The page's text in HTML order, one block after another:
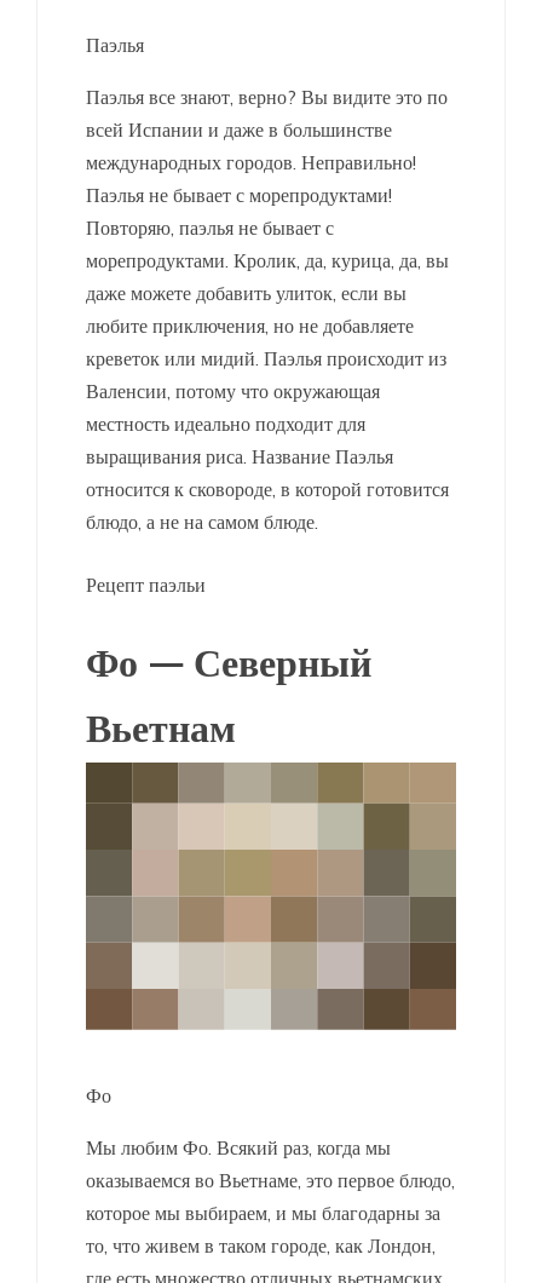
Паэлья
Паэлья все знают, верно? Вы видите это по
всей Испании и даже в большинстве
международных городов. Неправильно!
Паэлья не бывает с морепродуктами!
Повторяю, паэлья не бывает с
морепродуктами. Кролик, да, курица, да, вы
даже можете добавить улиток, если вы
любите приключения, но не добавляете
креветок или мидий. Паэлья происходит из
Валенсии, потому что окружающая
местность идеально подходит для
выращивания риса. Название Паэлья
относится к сковороде, в которой готовится
блюдо, а не на самом блюде. ​​
Рецепт паэльи
Фо — Северный
Вьетнам
Фо
Мы любим Фо. Всякий раз, когда мы
оказываемся во Вьетнаме, это первое блюдо,
которое мы выбираем, и мы благодарны за
то, что живем в таком городе, как Лондон,
где есть множество отличных вьетнамских